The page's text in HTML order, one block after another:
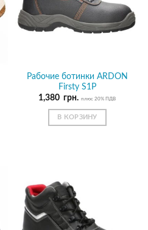
Рабочие ботинки ARDON
Firsty S1P
1,380 грн. плюс 20% ПДВ
В КОРЗИНУ